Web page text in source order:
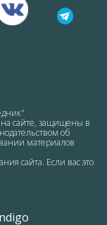
сайте, защищены в
об
материалов
сайта. Если вас это